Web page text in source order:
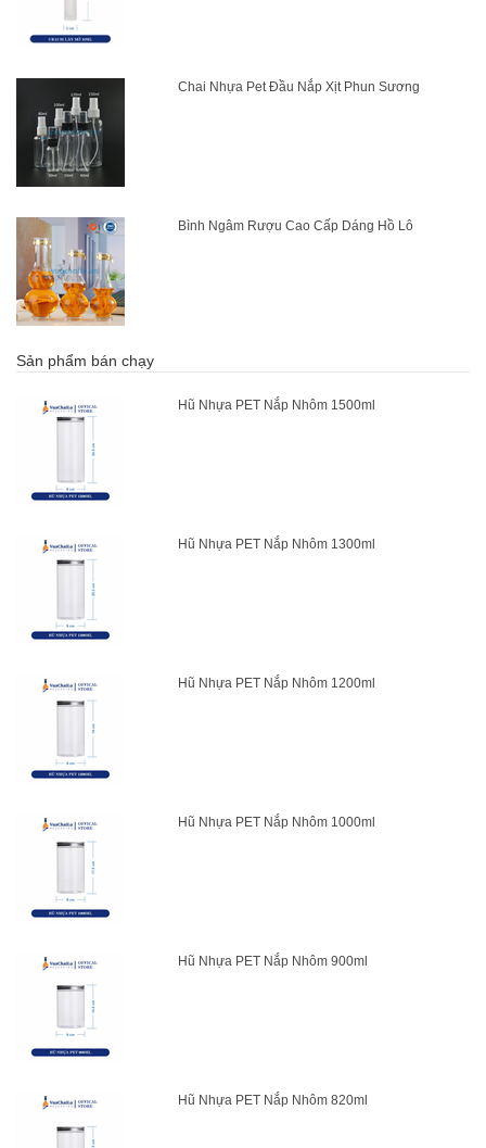
Chai Nhựa Pet Đầu Nắp Xịt Phun Sương
Bình Ngâm Rượu Cao Cấp Dáng Hồ Lô
Sản phẩm bán chạy
Hũ Nhựa PET Nắp Nhôm 1500ml
Hũ Nhựa PET Nắp Nhôm 1300ml
Hũ Nhựa PET Nắp Nhôm 1200ml
Hũ Nhựa PET Nắp Nhôm 1000ml
Hũ Nhựa PET Nắp Nhôm 900ml
Hũ Nhựa PET Nắp Nhôm 820ml